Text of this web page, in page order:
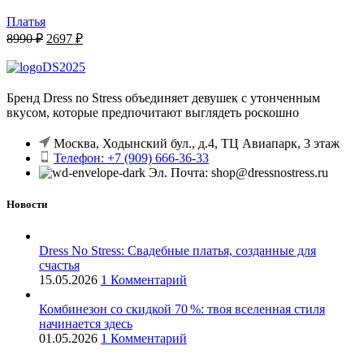
Платья
8990₽ Первоначальная
составляла
2697 ₽Текущая
2697 ₽.
Бренд Dress no Stress объединяет девушек с утонченным
вкусом, которые предпочитают выглядеть роскошно
Москва, Ходынский бул., д.4, ТЦ Авиапарк, 3 этаж
Телефон: +7 (909) 666-36-33
Эл. Почта: shop@dressnostress.ru
Новости
Dress No Stress: Свадебные платья, созданные для
счастья
15.05.2026 1 Комментарий
Комбинезон со скидкой 70 %: твоя вселенная стиля
начинается здесь
01.05.2026 1 Комментарий